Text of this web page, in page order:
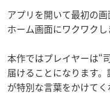
アプリを開いて最初の
ホーム画面にワクワクし
本作ではプレイヤーは“
届けることになります
が特別な言葉をかけてく